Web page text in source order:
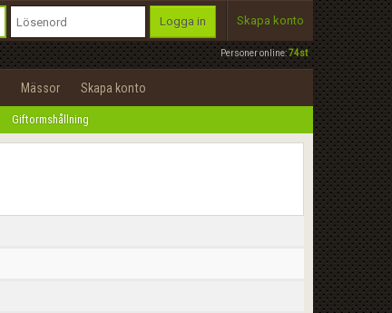
Personer online:74st
Logga in Skapa konto
Mässor Skapa konto
Giftormshållning